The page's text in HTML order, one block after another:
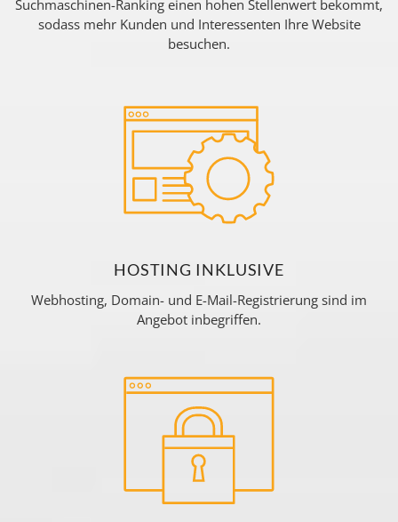
Suchmaschinen-Ranking einen hohen Stellenwert bekommt,
sodass mehr Kunden und Interessenten Ihre Website
besuchen.
HOSTING INKLUSIVE
Webhosting, Domain- und E-Mail-Registrierung sind im
Angebot inbegriffen.